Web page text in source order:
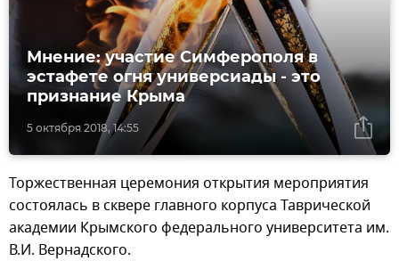
5 октября 2018, 14:55
Мнение: участие Симферополя в
эстафете огня универсиады - это
признание Крыма
Торжественная церемония открытия мероприятия
состоялась в сквере главного корпуса Таврической
академии Крымского федерального университета им.
В.И. Вернадского.